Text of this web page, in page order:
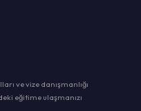
ve vize danışmanlığı
eğitime ulaşmanızı